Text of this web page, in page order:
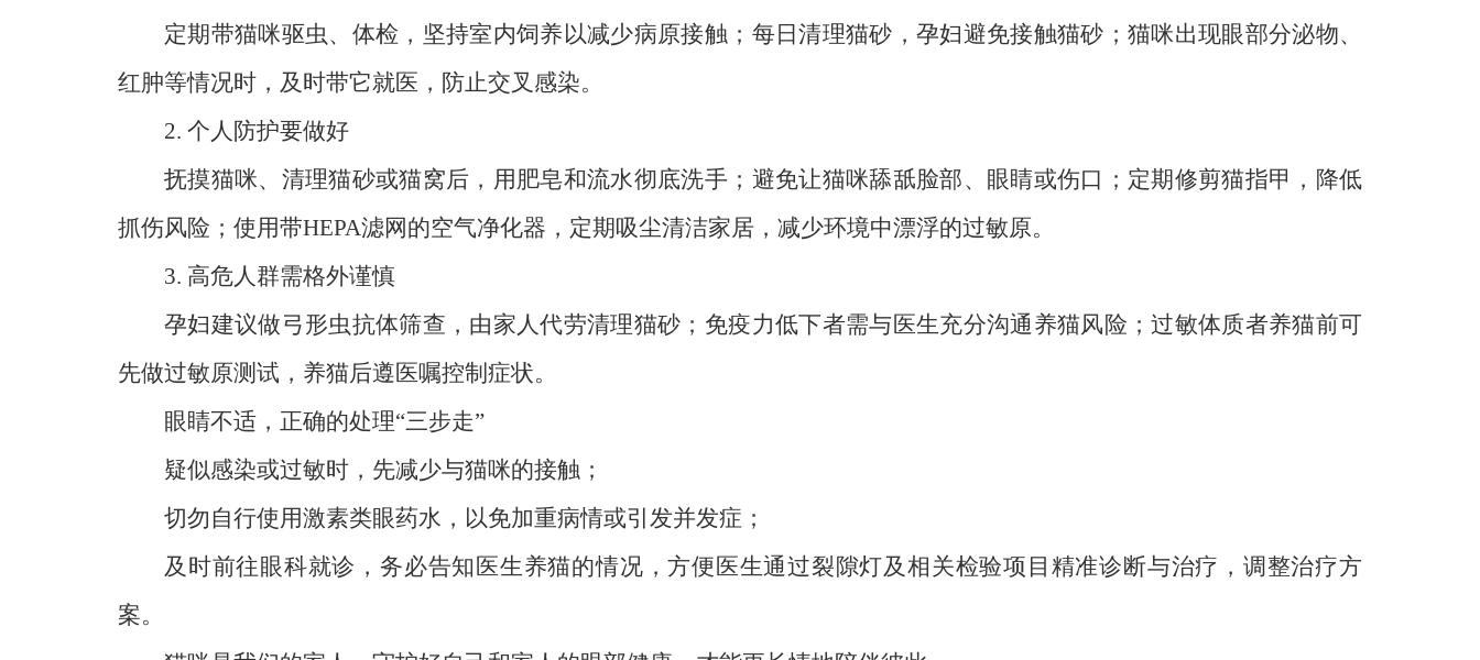
定期带猫咪驱虫、体检，坚持室内饲养以减少病原接触；每日清理猫砂，孕妇避免接触猫砂；猫咪出现眼部分泌物、
红肿等情况时，及时带它就医，防止交叉感染。
2. 个人防护要做好
抚摸猫咪、清理猫砂或猫窝后，用肥皂和流水彻底洗手；避免让猫咪舔舐脸部、眼睛或伤口；定期修剪猫指甲，降低
抓伤风险；使用带HEPA滤网的空气净化器，定期吸尘清洁家居，减少环境中漂浮的过敏原。
3. 高危人群需格外谨慎
孕妇建议做弓形虫抗体筛查，由家人代劳清理猫砂；免疫力低下者需与医生充分沟通养猫风险；过敏体质者养猫前可
先做过敏原测试，养猫后遵医嘱控制症状。
眼睛不适，正确的处理“三步走”
疑似感染或过敏时，先减少与猫咪的接触；
切勿自行使用激素类眼药水，以免加重病情或引发并发症；
及时前往眼科就诊，务必告知医生养猫的情况，方便医生通过裂隙灯及相关检验项目精准诊断与治疗，调整治疗方
案。